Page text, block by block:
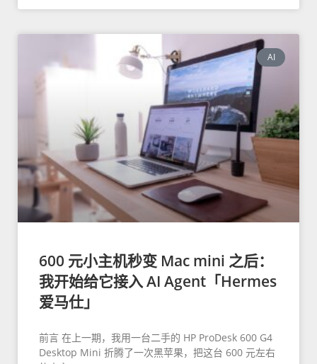
AI
600 元小主机秒变 Mac mini 之后：
我开始给它接入 AI Agent「Hermes
爱马仕」
前言 在上一期，我用一台二手的 HP ProDesk 600 G4
Desktop Mini 折腾了一次黑苹果，把这台 600 元左右